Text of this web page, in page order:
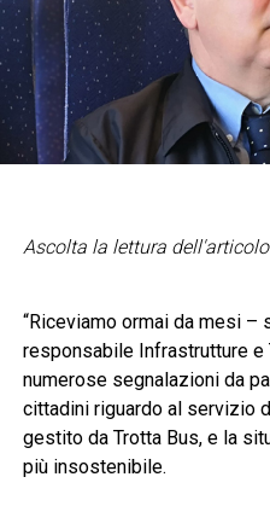
Ascolta la lettura dell'articolo
“Riceviamo ormai da mesi –
responsabile Infrastrutture e
numerose segnalazioni da
cittadini riguardo al servizio
gestito da Trotta Bus, e la
più insostenibile.